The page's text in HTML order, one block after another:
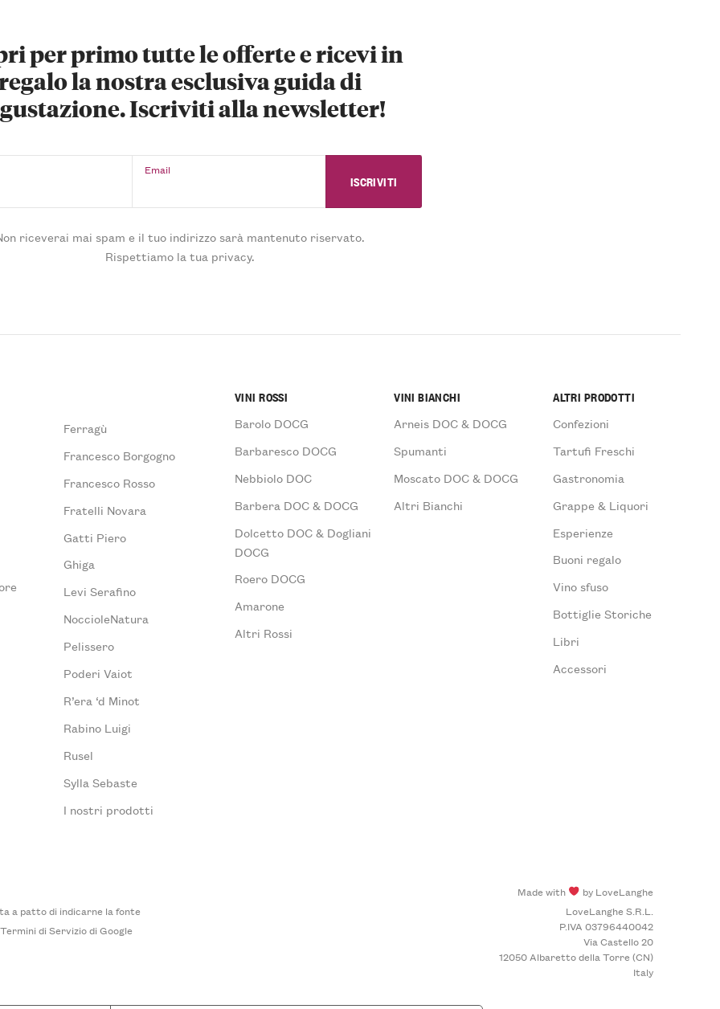
per primo tutte le offerte e ricevi in
la nostra esclusiva guida di
Iscriviti alla newsletter!
Email
riceverai mai spam e il tuo indirizzo sarà mantenuto riservato.
Rispettiamo la tua privacy.
Ferragù
Francesco Borgogno
Francesco Rosso
Fratelli Novara
Gatti Piero
Ghiga
Levi Serafino
NoccioleNatura
Pelissero
Poderi Vaiot
R’era ‘d Minot
Rabino Luigi
Rusel
Sylla Sebaste
I nostri prodotti
VINI ROSSI
Barolo DOCG
Barbaresco DOCG
Nebbiolo DOC
Barbera DOC & DOCG
Dolcetto DOC & Dogliani
DOCG
Roero DOCG
Amarone
Altri Rossi
VINI BIANCHI
Arneis DOC & DOCG
Spumanti
Moscato DOC & DOCG
Altri Bianchi
ALTRI PRODOTTI
Confezioni
Tartufi Freschi
Gastronomia
Grappe & Liquori
Esperienze
Buoni regalo
Vino sfuso
Bottiglie Storiche
Libri
Accessori
a patto di indicarne la fonte
Termini di Serviziodi Google
Made with
by LoveLanghe
LoveLanghe S.R.L.
P.IVA 03796440042
Via Castello 20
12050 Albaretto della Torre (CN)
Italy